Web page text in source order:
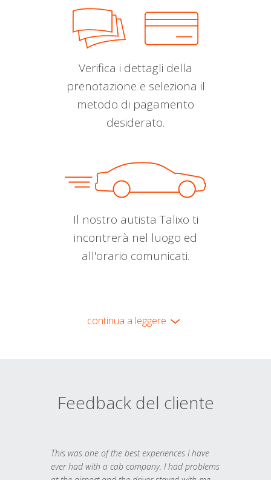
Verifica i dettagli della
prenotazione e seleziona il
metodo di pagamento
desiderato.
Il nostro autista Talixo ti
incontrerà nel luogo ed
all'orario comunicati.
continua a leggere
Feedback del cliente
This was one of the best experiences I have
ever had with a cab company. I had problems